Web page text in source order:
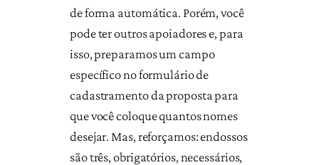
de forma automática. Porém, você
pode ter outros apoiadores e, para
isso, preparamos um campo
específico no formulário de
cadastramento da proposta para
que você coloque quantos nomes
desejar. Mas, reforçamos: endossos
são três, obrigatórios, necessários,